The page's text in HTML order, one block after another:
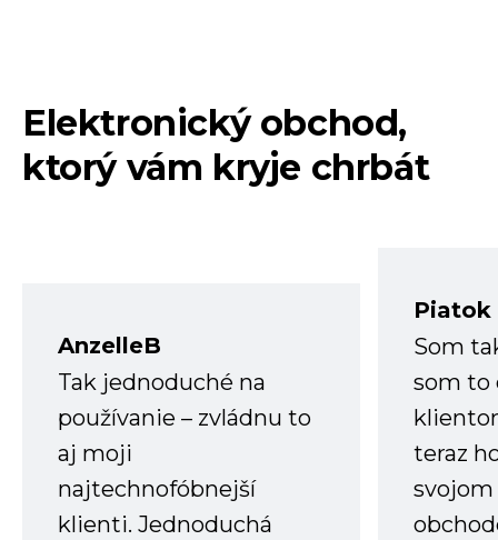
Elektronický obchod,
ktorý vám kryje chrbát
AnzelleB
Tak jednoduché na
používanie – zvládnu to
aj moji
najtechnofóbnejší
klienti. Jednoduchá
Piatok
Som
som to
teraz